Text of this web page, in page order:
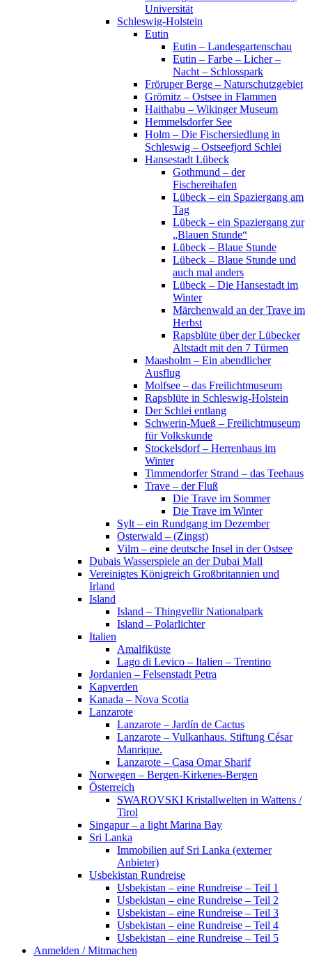
Universität
Schleswig-Holstein
Eutin
Eutin – Landesgartenschau
Eutin – Farbe – Licher –
Nacht – Schlosspark
Fröruper Berge – Naturschutzgebiet
Grömitz – Ostsee in Flammen
Haithabu – Wikinger Museum
Hemmelsdorfer See
Holm – Die Fischersiedlung in
Schleswig – Ostseefjord Schlei
Hansestadt Lübeck
Gothmund – der
Fischereihafen
Lübeck – ein Spaziergang am
Tag
Lübeck – ein Spaziergang zur
„Blauen Stunde“
Lübeck – Blaue Stunde
Lübeck – Blaue Stunde und
auch mal anders
Lübeck – Die Hansestadt im
Winter
Märchenwald an der Trave im
Herbst
Rapsblüte über der Lübecker
Altstadt mit den 7 Türmen
Maasholm – Ein abendlicher
Ausflug
Molfsee – das Freilichtmuseum
Rapsblüte in Schleswig-Holstein
Der Schlei entlang
Schwerin-Mueß – Freilichtmuseum
für Volkskunde
Stockelsdorf – Herrenhaus im
Winter
Timmendorfer Strand – das Teehaus
Trave – der Fluß
Die Trave im Sommer
Die Trave im Winter
Sylt – ein Rundgang im Dezember
Osterwald – (Zingst)
Vilm – eine deutsche Insel in der Ostsee
Dubais Wasserspiele an der Dubai Mall
Vereinigtes Königreich Großbritannien und
Irland
Island
Island – Thingvellir Nationalpark
Island – Polarlichter
Italien
Amalfiküste
Lago di Levico – Italien – Trentino
Jordanien – Felsenstadt Petra
Kapverden
Kanada – Nova Scotia
Lanzarote
Lanzarote – Jardín de Cactus
Lanzarote – Vulkanhaus. Stiftung César
Manrique.
Lanzarote – Casa Omar Sharif
Norwegen – Bergen-Kirkenes-Bergen
Österreich
SWAROVSKI Kristallwelten in Wattens /
Tirol
Singapur – a light Marina Bay
Sri Lanka
Immobilien auf Sri Lanka (externer
Anbieter)
Usbekistan Rundreise
Usbekistan – eine Rundreise – Teil 1
Usbekistan – eine Rundreise – Teil 2
Usbekistan – eine Rundreise – Teil 3
Usbekistan – eine Rundreise – Teil 4
Usbekistan – eine Rundreise – Teil 5
Anmelden / Mitmachen